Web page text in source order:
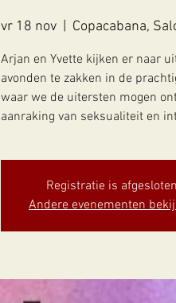
vr 18 nov
  |
Copacabana,
Arjan en Yvette kijken er naar
avonden te zakken in de
waar we de uitersten mogen
aanraking van seksualiteit en
Registratie is afgesloten
Andere evenementen